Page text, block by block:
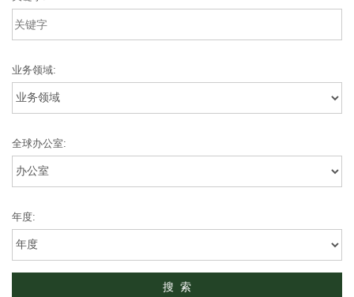
业务领域:
全球办公室:
年度: